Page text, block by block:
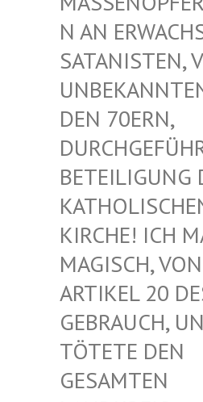
AN
ATANISTEN,
NBEKANNTEN,
EN 70ERN, D
ETEILIGUNG
ATHOLISCHEN
IRCHE! ICH
AGISCH, VON A
RTIKEL 20 DES
EBRAUCH,
ÖTETE DEN G
ESAMTEN L